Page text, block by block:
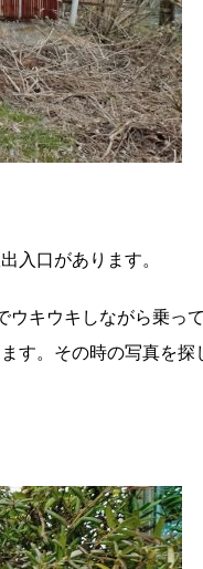
入口があります。
ウキウキしながら乗って
す。その時の写真を探